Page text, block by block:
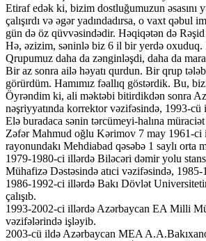
Etiraf edək ki, bizim dostluğumuzun əsasını
çalışırdı və əgər yadındadırsa, o vaxt
gün də öz qüvvəsindədir. Həqiqətən də
Hə, əzizim, səninlə biz 6 il bir yerdə oxuduq.
Qrupumuz daha da zənginləşdi, daha da
Bir az sonra ailə həyatı qurdun. Bir qrup
görürdüm. Hamımız fəallıq göstərdik. Bu,
Öyrəndim ki, ali məktəbi bitirdikdən sonra
nəşriyyatında korrektor vəzifəsində, 1993-cü
Elə buradaca sənin tərcümeyi-halına
Zəfər Mahmud oğlu Kərimov 7 may 1961-ci
rayonundakı Mehdiabad qəsəbə 1 saylı
1979-1980-ci illərdə Biləcəri dəmir yolu
Mühafizə Dəstəsində atıci vəzifəsində,
1986-1992-ci illərdə Bakı Dövlət
çalışıb.
1993-2002-ci illərdə Azərbaycan EA Milli
vəzifələrində işləyib.
2003-cü ildə Azərbaycan MEA